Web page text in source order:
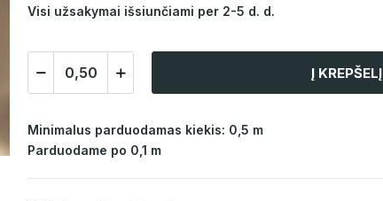
Visi užsakymai išsiunčiami per 2-5 d. d.
Į KREPŠELĮ
Minimalus parduodamas kiekis: 0,5 m
Parduodame po 0,1 m